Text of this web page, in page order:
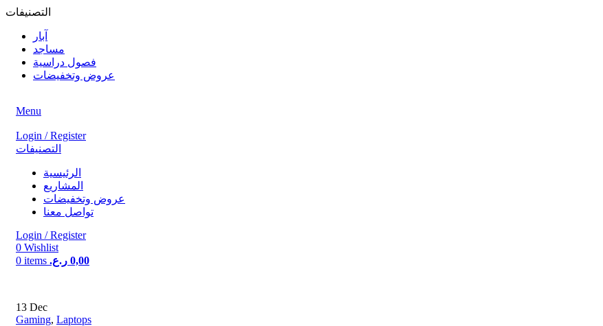
التصنيفات
آبار
مساجد
فصول دراسية
عروض وتخفيضات
Menu
Login / Register
التصنيفات
الرئيسية
المشاريع
عروض وتخفيضات
تواصل معنا
Login / Register
0 Wishlist
0 items 0,00 ر.ع.
13 Dec
Gaming, Laptops